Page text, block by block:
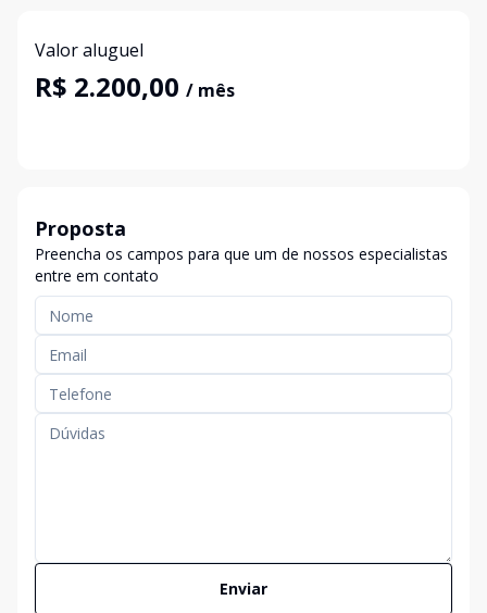
Valor aluguel
R$ 2.200,00 / mês
Proposta
Preencha os campos para que um de nossos especialistas
entre em contato
Enviar